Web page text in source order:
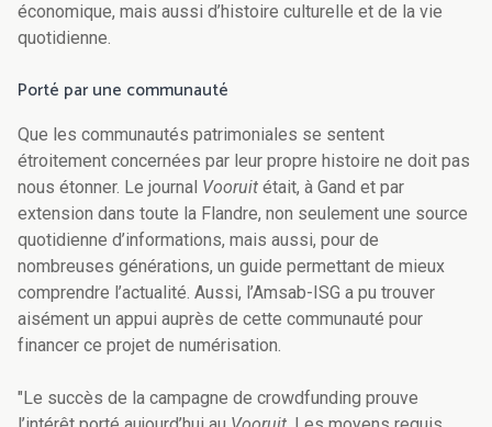
économique, mais aussi d’histoire culturelle et de la vie
quotidienne.
Porté par une communauté
Que les communautés patrimoniales se sentent
étroitement concernées par leur propre histoire ne doit pas
nous étonner. Le journal Vooruit était, à Gand et par
extension dans toute la Flandre, non seulement une source
quotidienne d’informations, mais aussi, pour de
nombreuses générations, un guide permettant de mieux
comprendre l’actualité. Aussi, l’Amsab-ISG a pu trouver
aisément un appui auprès de cette communauté pour
financer ce projet de numérisation.
"Le succès de la campagne de crowdfunding prouve